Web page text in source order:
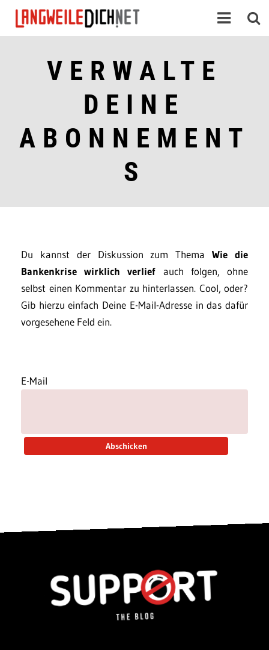
VERWALTE
DEINE
ABONNEMENT
S
Du kannst der Diskussion zum ThemaWie die
Bankenkrise wirklich verlief auch folgen, ohne
selbst einen Kommentar zu hinterlassen. Cool, oder?
Gib hierzu einfach Deine E-Mail-Adresse in das dafür
vorgesehene Feld ein.
E-Mail